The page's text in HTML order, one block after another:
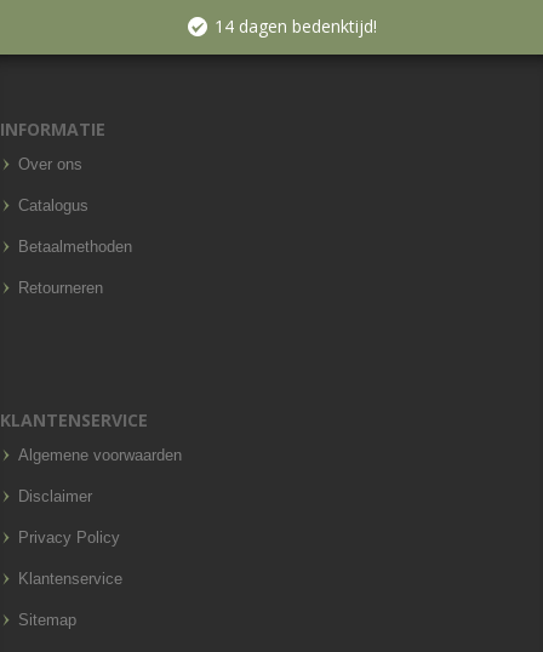
14 dagen bedenktijd!
INFORMATIE
Over ons
Catalogus
Betaalmethoden
Retourneren
KLANTENSERVICE
Algemene voorwaarden
Disclaimer
Privacy Policy
Klantenservice
Sitemap